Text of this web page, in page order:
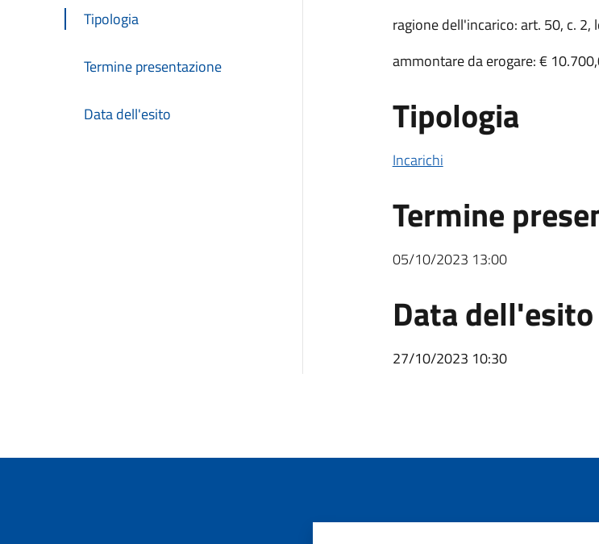
Tipologia
Termine presentazione
Data dell'esito
ragione dell'incarico: art. 50, c. 2,
ammontare da erogare: €
Tipologia
Incarichi
Termine
05/10/2023 13:00
Data dell'esito
27/10/2023 10:30